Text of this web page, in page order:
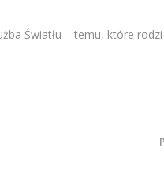
Światłu – temu, które